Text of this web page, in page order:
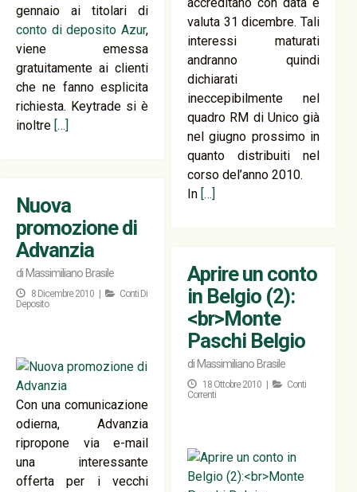
gennaio ai titolari di
conto di deposito Azur,
viene emessa
gratuitamente ai clienti
che ne fanno esplicita
richiesta. Keytrade si è
inoltre […]
valuta 31 dicembre. Tali
interessi maturati
andranno quindi
dichiarati
ineccepibilmente nel
quadro RM di Unico già
nel giugno prossimo in
quanto distribuiti nel
corso del’anno 2010.
In […]
Nuova
promozione di
Advanzia
di Massimiliano Brasile
8 Dicembre 2010 |
Conti Di
Deposito
Con una comunicazione
odierna, Advanzia
ripropone via e-mail
una interessante
offerta per i vecchi
Aprire un conto
in Belgio (2):
<br>Monte
Paschi Belgio
di Massimiliano Brasile
18 Ottobre 2010 |
Conti
Correnti